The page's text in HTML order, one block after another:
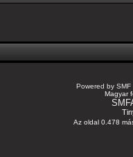
Powered by SMF
Magyar
Az oldal 0.478